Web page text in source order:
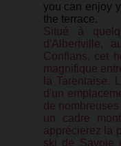
you can enjoy
the terrace.
Situé à
d'Albertville,
Conflans, cet
magnifique
la Tarentaise.
d'un
de
un cadre
apprécierez la
ski de Savoie